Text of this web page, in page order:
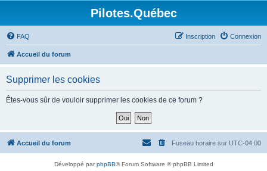
Pilotes.Québec
FAQ Connexion
Inscription
Accueil du forum
Supprimer les cookies
Êtes-vous sûr de vouloir supprimer les cookies de ce forum ?
Accueil du forum Fuseau horaire sur UTC-04:00
Développé parphpBB® Forum Software © phpBB Limited